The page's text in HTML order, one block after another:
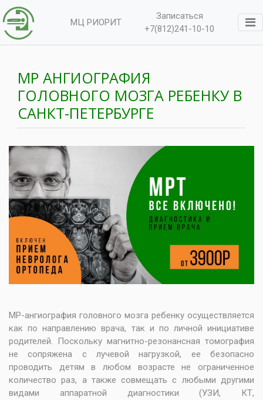
МЦ РИОРИТ
Записаться
+7(812)241-10-10
МР АНГИОГРАФИЯ
ГОЛОВНОГО МОЗГА РЕБЕНКУ В
САНКТ-ПЕТЕРБУРГЕ
МР-ангиография головного мозга ребенку осуществляется
как по направлению врача, так и по личной инициативе
родителей. Поскольку магнитно-резонансная томография
не сопряжена с лучевой нагрузкой, ее безопасно
проводить детям в любом возрасте не ограниченное
количество раз, а также совмещать с любыми другими
видами аппаратной диагностики (УЗИ, КТ,